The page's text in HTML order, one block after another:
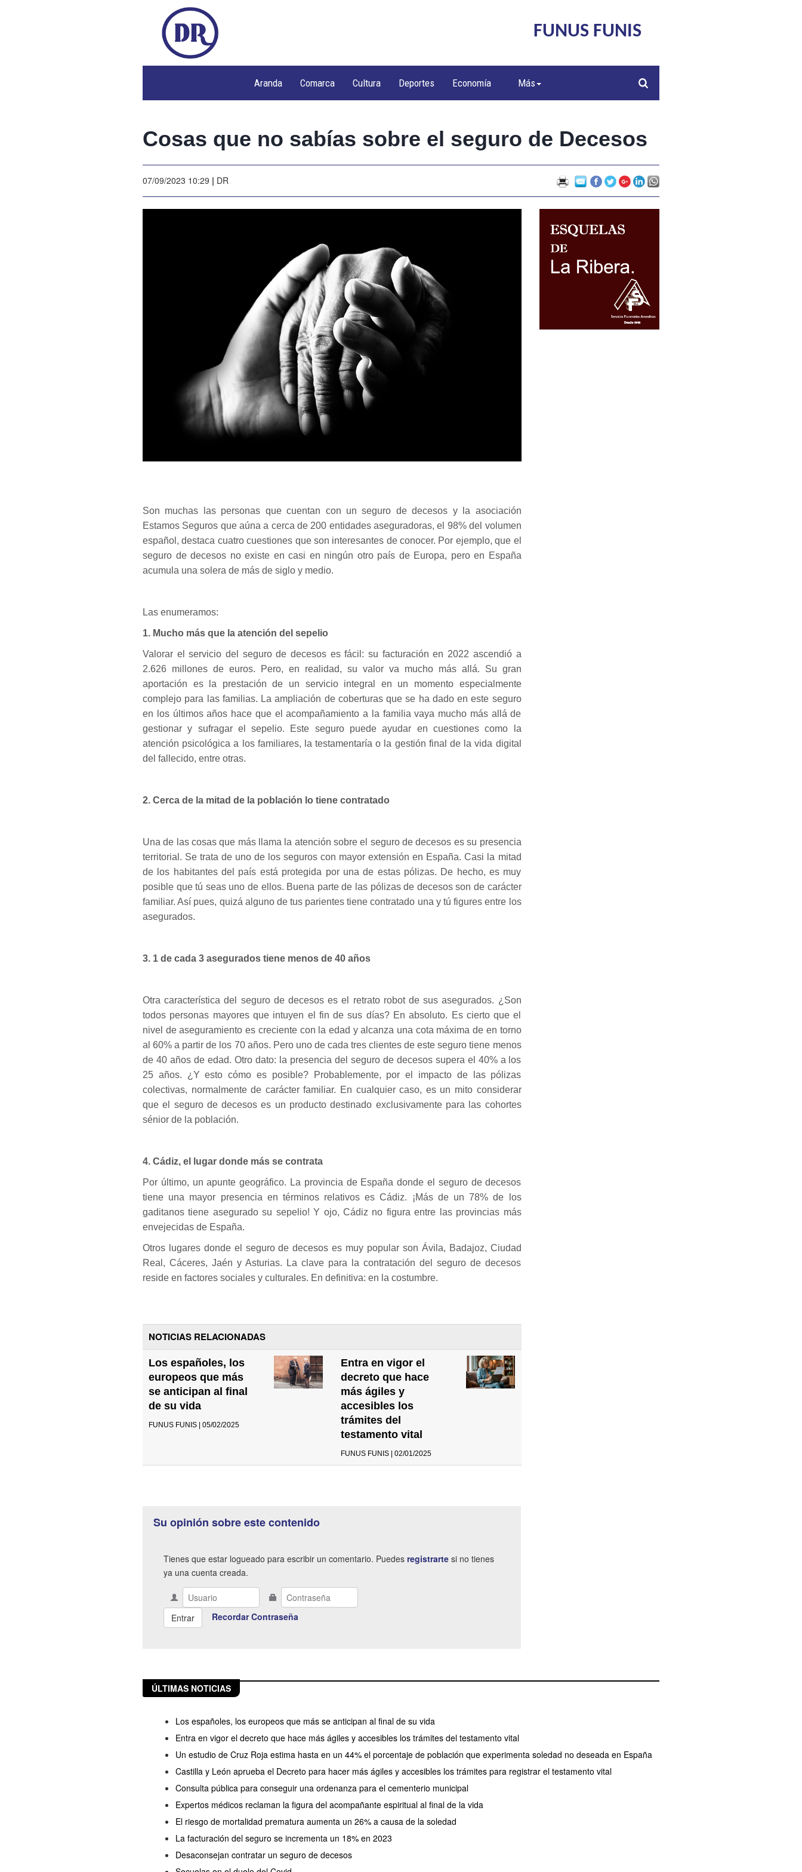
FUNUS FUNIS
Aranda Comarca Cultura Deportes Economía Más
Cosas que no sabías sobre el seguro de Decesos
07/09/2023 10:29 | DR
Son muchas las personas que cuentan con un seguro de decesos y la asociación
Estamos Seguros que aúna a cerca de 200 entidades aseguradoras, el 98% del volumen
español, destaca cuatro cuestiones que son interesantes de conocer. Por ejemplo, que el
seguro de decesos no existe en casi en ningún otro país de Europa, pero en España
acumula una solera de más de siglo y medio.
Las enumeramos:
1. Mucho más que la atención del sepelio
Valorar el servicio del seguro de decesos es fácil: su facturación en 2022 ascendió a
2.626 millones de euros. Pero, en realidad, su valor va mucho más allá. Su gran
aportación es la prestación de un servicio integral en un momento especialmente
complejo para las familias. La ampliación de coberturas que se ha dado en este seguro
en los últimos años hace que el acompañamiento a la familia vaya mucho más allá de
gestionar y sufragar el sepelio. Este seguro puede ayudar en cuestiones como la
atención psicológica a los familiares, la testamentaría o la gestión final de la vida digital
del fallecido, entre otras.
2. Cerca de la mitad de la población lo tiene contratado
Una de las cosas que más llama la atención sobre el seguro de decesos es su presencia
territorial. Se trata de uno de los seguros con mayor extensión en España. Casi la mitad
de los habitantes del país está protegida por una de estas pólizas. De hecho, es muy
posible que tú seas uno de ellos. Buena parte de las pólizas de decesos son de carácter
familiar. Así pues, quizá alguno de tus parientes tiene contratado una y tú figures entre los
asegurados.
3. 1 de cada 3 asegurados tiene menos de 40 años
Otra característica del seguro de decesos es el retrato robot de sus asegurados. ¿Son
todos personas mayores que intuyen el fin de sus días? En absoluto. Es cierto que el
nivel de aseguramiento es creciente con la edad y alcanza una cota máxima de en torno
al 60% a partir de los 70 años. Pero uno de cada tres clientes de este seguro tiene menos
de 40 años de edad. Otro dato: la presencia del seguro de decesos supera el 40% a los
25 años. ¿Y esto cómo es posible? Probablemente, por el impacto de las pólizas
colectivas, normalmente de carácter familiar. En cualquier caso, es un mito considerar
que el seguro de decesos es un producto destinado exclusivamente para las cohortes
sénior de la población.
4. Cádiz, el lugar donde más se contrata
Por último, un apunte geográfico. La provincia de España donde el seguro de decesos
tiene una mayor presencia en términos relativos es Cádiz. ¡Más de un 78% de los
gaditanos tiene asegurado su sepelio! Y ojo, Cádiz no figura entre las provincias más
envejecidas de España.
Otros lugares donde el seguro de decesos es muy popular son Ávila, Badajoz, Ciudad
Real, Cáceres, Jaén y Asturias. La clave para la contratación del seguro de decesos
reside en factores sociales y culturales. En definitiva: en la costumbre.
NOTICIAS RELACIONADAS
Los españoles, los
europeos que más
se anticipan al final
de su vida
FUNUS FUNIS | 05/02/2025
Entra en vigor el
decreto que hace
más ágiles y
accesibles los
trámites del
testamento vital
FUNUS FUNIS | 02/01/2025
Su opinión sobre este contenido
Tienes que estar logueado para escribir un comentario. Puedes registrarte si no tienes
ya una cuenta creada.
Recordar Contraseña
ÚLTIMAS NOTICIAS
Los españoles, los europeos que más se anticipan al final de su vida
Entra en vigor el decreto que hace más ágiles y accesibles los trámites del testamento vital
Un estudio de Cruz Roja estima hasta en un 44% el porcentaje de población que experimenta soledad no deseada en España
Castilla y León aprueba el Decreto para hacer más ágiles y accesibles los trámites para registrar el testamento vital
Consulta pública para conseguir una ordenanza para el cementerio municipal
Expertos médicos reclaman la figura del acompañante espiritual al final de la vida
El riesgo de mortalidad prematura aumenta un 26% a causa de la soledad
La facturación del seguro se incrementa un 18% en 2023
Desaconsejan contratar un seguro de decesos